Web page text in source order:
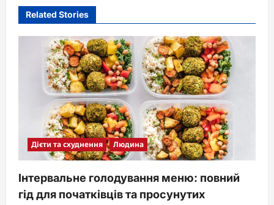
Related Stories
Дієти та схуднення Людина
Інтервальне голодування меню: повний
гід для початківців та просунутих